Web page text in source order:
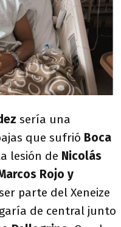
sería una
que sufrió Boca
lesión de Nicolás
Rojo y
parte del Xeneize
de central junto